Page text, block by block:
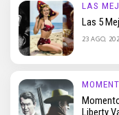
LAS
Las 5
23 AGO,
Liberty